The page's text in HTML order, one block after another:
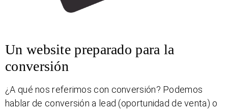
Un website preparado para la
conversión
¿A qué nos referimos con conversión? Podemos
hablar de conversión a lead (oportunidad de venta) o